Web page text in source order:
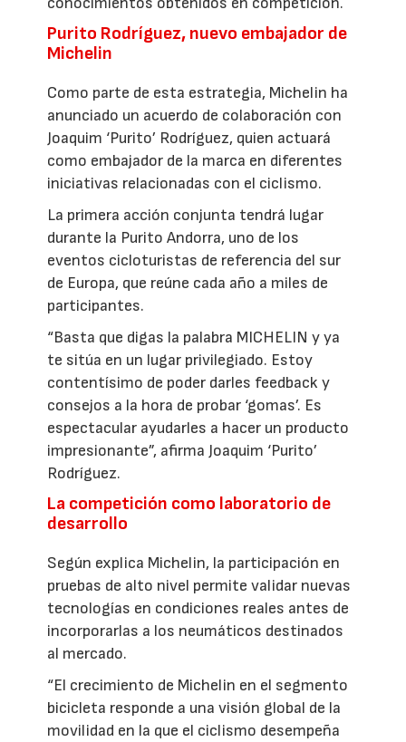
Purito Rodríguez, nuevo embajador de
Michelin
Como parte de esta estrategia, Michelin ha
anunciado un acuerdo de colaboración con
Joaquim ‘Purito’ Rodríguez, quien actuará
como embajador de la marca en diferentes
iniciativas relacionadas con el ciclismo.
La primera acción conjunta tendrá lugar
durante la Purito Andorra, uno de los
eventos cicloturistas de referencia del sur
de Europa, que reúne cada año a miles de
participantes.
“Basta que digas la palabra MICHELIN y ya
te sitúa en un lugar privilegiado. Estoy
contentísimo de poder darles feedback y
consejos a la hora de probar ‘gomas’. Es
espectacular ayudarles a hacer un producto
impresionante”, afirma Joaquim ‘Purito’
Rodríguez.
La competición como laboratorio de
desarrollo
Según explica Michelin, la participación en
pruebas de alto nivel permite validar nuevas
tecnologías en condiciones reales antes de
incorporarlas a los neumáticos destinados
al mercado.
“El crecimiento de Michelin en el segmento
bicicleta responde a una visión global de la
movilidad en la que el ciclismo desempeña